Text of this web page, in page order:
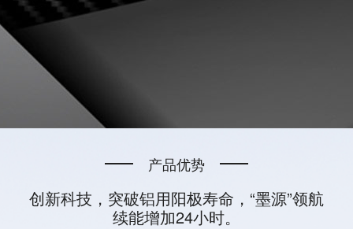
产品优势
创新科技，突破铝用阳极寿命，“墨源”领航
续能增加24小时。